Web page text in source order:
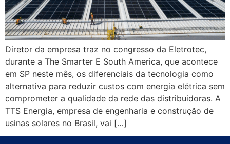
Diretor da empresa traz no congresso da Eletrotec,
durante a The Smarter E South America, que acontece
em SP neste mês, os diferenciais da tecnologia como
alternativa para reduzir custos com energia elétrica sem
comprometer a qualidade da rede das distribuidoras. A
TTS Energia, empresa de engenharia e construção de
usinas solares no Brasil, vai […]